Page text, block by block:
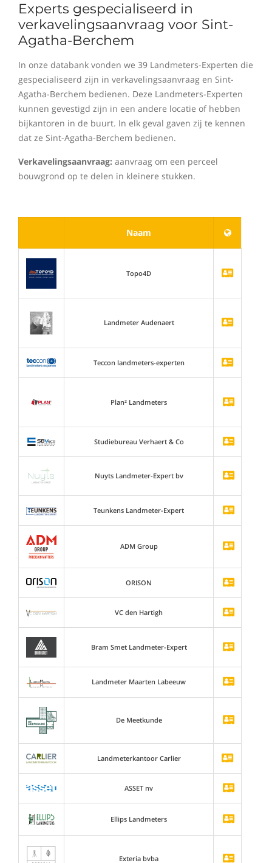
Experts gespecialiseerd in
verkavelingsaanvraag voor Sint-
Agatha-Berchem
In onze databank vonden we 39 Landmeters-Experten die
gespecialiseerd zijn in verkavelingsaanvraag en Sint-
Agatha-Berchem bedienen. Deze Landmeters-Experten
kunnen gevestigd zijn in een andere locatie of hebben
bijkantoren in de buurt. In elk geval gaven zij te kennen
dat ze Sint-Agatha-Berchem bedienen.
Verkavelingsaanvraag: aanvraag om een perceel
bouwgrond op te delen in kleinere stukken.
Naam
Topo4D
Landmeter Audenaert
Teccon landmeters-experten
Plan² Landmeters
Studiebureau Verhaert & Co
Nuyts Landmeter-Expert bv
Teunkens Landmeter-Expert
ADM Group
ORISON
VC den Hartigh
Bram Smet Landmeter-Expert
Landmeter Maarten Labeeuw
De Meetkunde
Landmeterkantoor Carlier
ASSET nv
Ellips Landmeters
Exteria bvba